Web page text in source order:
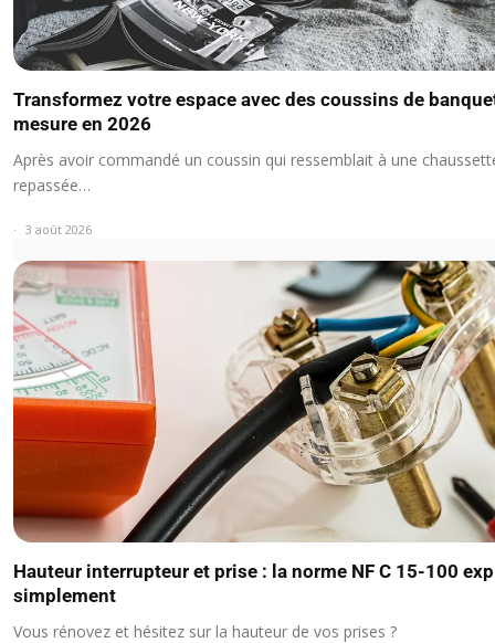
Transformez votre espace avec des coussins de
mesure en 2026
Après avoir commandé un coussin qui ressemblait à une
repassée…
3 août 2026
Hauteur interrupteur et prise : la norme NF C 15-100
simplement
Vous rénovez et hésitez sur la hauteur de vos prises ?